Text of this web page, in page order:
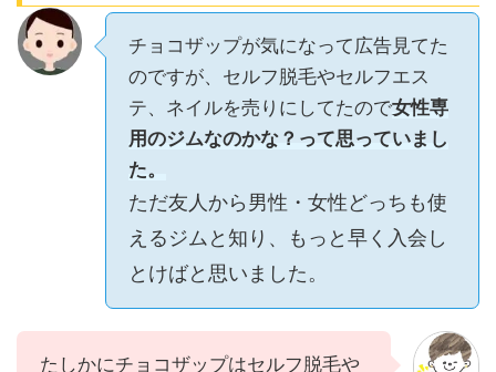
チョコザップが気になって広告見てた
のですが、セルフ脱毛やセルフエス
テ、ネイルを売りにしてたので女性専
用のジムなのかな？って思っていまし
た。
ただ友人から男性・女性どっちも使
えるジムと知り、もっと早く入会し
とけばと思いました。
たしかにチョコザップはセルフ脱毛や